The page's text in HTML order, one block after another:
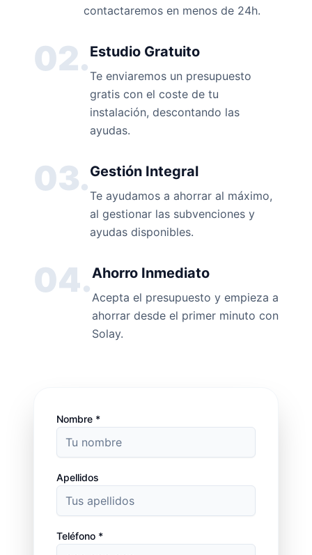
contactaremos en menos de 24h.
02.Estudio Gratuito
Te enviaremos un presupuesto
gratis con el coste de tu
instalación, descontando las
ayudas.
03.Gestión Integral
Te ayudamos a ahorrar al máximo,
al gestionar las subvenciones y
ayudas disponibles.
04.Ahorro Inmediato
Acepta el presupuesto y empieza a
ahorrar desde el primer minuto con
Solay.
Nombre *
Apellidos
Teléfono *